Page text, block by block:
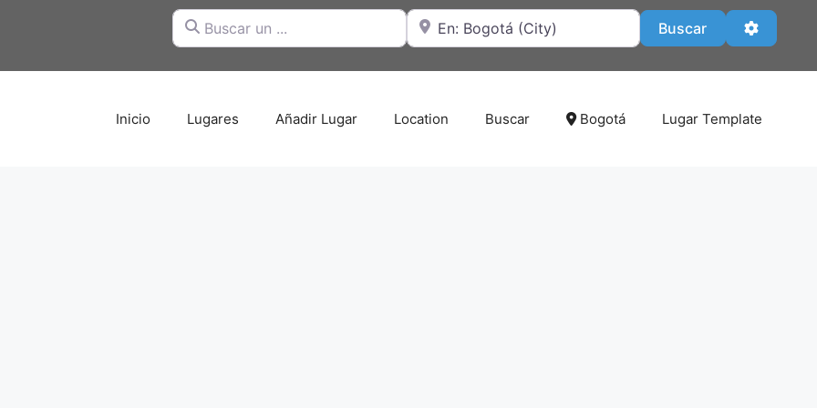
Buscar un ... Cerca de BuscarBuscar
Inicio Lugares Añadir Lugar Location Buscar Bogotá Lugar Template